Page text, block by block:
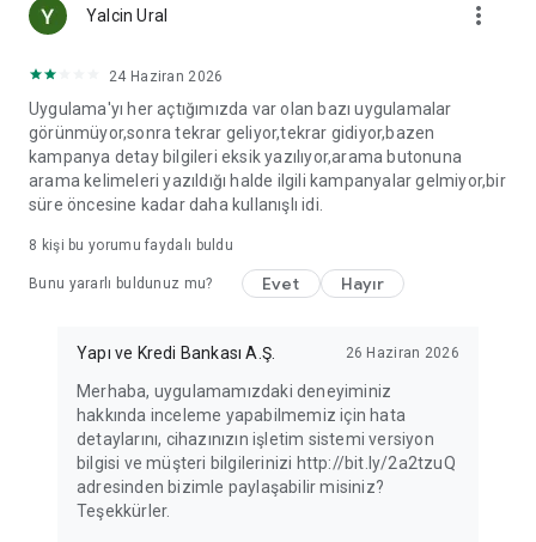
Yalcin Ural more_vert
24 Haziran 2026
Uygulama'yı her açtığımızda var olan bazı uygulamalar
görünmüyor,sonra tekrar geliyor,tekrar gidiyor,bazen
kampanya detay bilgileri eksik yazılıyor,arama butonuna
arama kelimeleri yazıldığı halde ilgili kampanyalar gelmiyor,bir
süre öncesine kadar daha kullanışlı idi.
8 kişi bu yorumu faydalı buldu
Bunu yararlı buldunuz mu? Evet Hayır
Yapı ve Kredi Bankası A.Ş. 26 Haziran 2026
Merhaba, uygulamamızdaki deneyiminiz
hakkında inceleme yapabilmemiz için hata
detaylarını, cihazınızın işletim sistemi versiyon
bilgisi ve müşteri bilgilerinizi http://bit.ly/2a2tzuQ
adresinden bizimle paylaşabilir misiniz?
Teşekkürler.